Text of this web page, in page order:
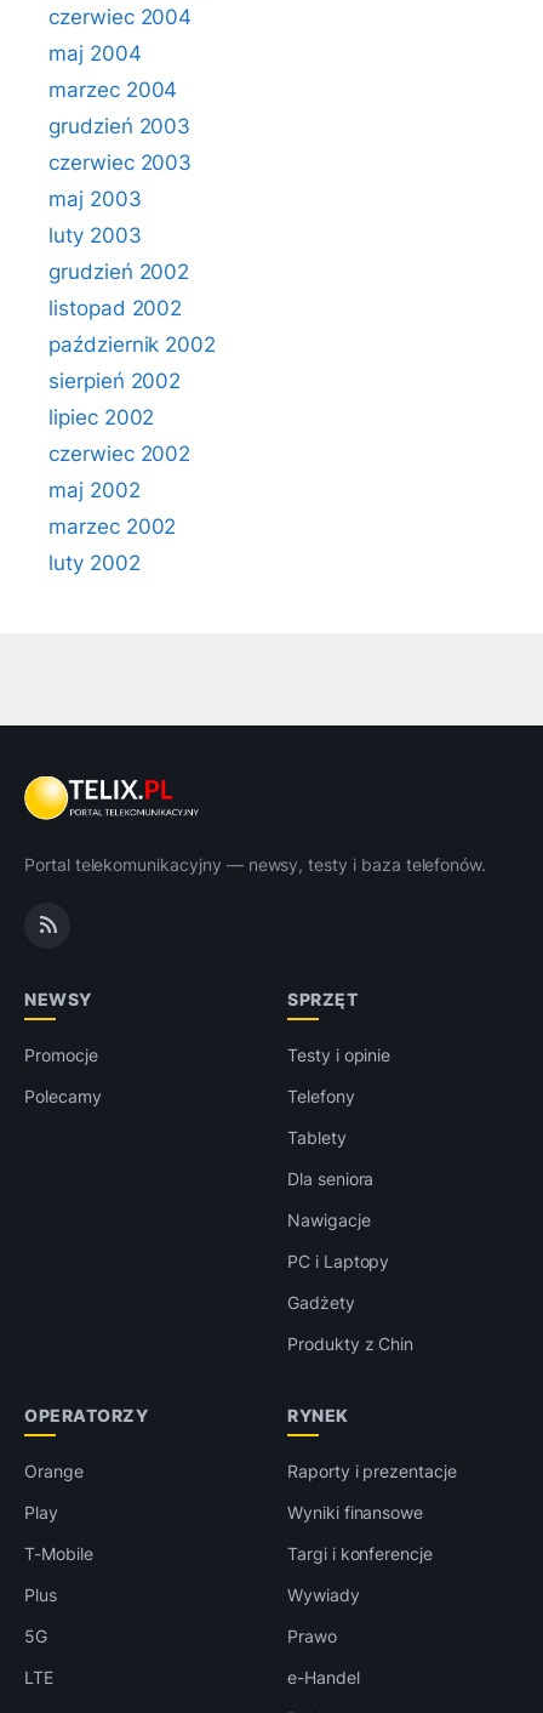
czerwiec 2004
maj 2004
marzec 2004
grudzień 2003
czerwiec 2003
maj 2003
luty 2003
grudzień 2002
listopad 2002
październik 2002
sierpień 2002
lipiec 2002
czerwiec 2002
maj 2002
marzec 2002
luty 2002
Portal telekomunikacyjny — newsy, testy i baza telefonów.
NEWSY
Promocje
Polecamy
SPRZĘT
Testy i opinie
Telefony
Tablety
Dla seniora
Nawigacje
PC i Laptopy
Gadżety
Produkty z Chin
OPERATORZY
Orange
Play
T-Mobile
Plus
5G
LTE
RYNEK
Raporty i prezentacje
Wyniki finansowe
Targi i konferencje
Wywiady
Prawo
e-Handel